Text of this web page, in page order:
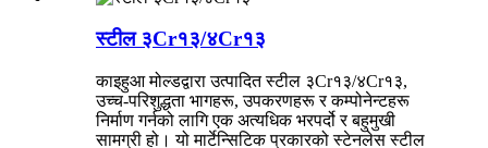
स्टील ३Cr१३/४Cr१३
काइहुआ मोल्डद्वारा उत्पादित स्टील ३Cr१३/४Cr१३,
उच्च-परिशुद्धता भागहरू, उपकरणहरू र कम्पोनेन्टहरू
निर्माण गर्नको लागि एक अत्यधिक भरपर्दो र बहुमुखी
सामग्री हो। यो मार्टेन्सिटिक प्रकारको स्टेनलेस स्टील